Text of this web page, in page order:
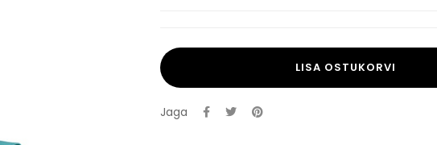
LISA OSTUKORVI
Jaga